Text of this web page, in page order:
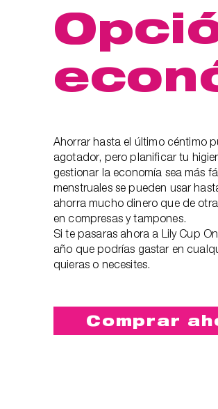
Ahorrar hasta el último céntimo
agotador, pero planificar tu
gestionar la economía sea más
menstruales se pueden usar
ahorra mucho dinero que de
en compresas y tampones.
Si te pasaras ahora a Lily Cup
año que podrías gastar en
quieras o necesites.
Comprar